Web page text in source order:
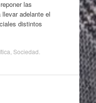
las
adelante el
distintos
Sociedad